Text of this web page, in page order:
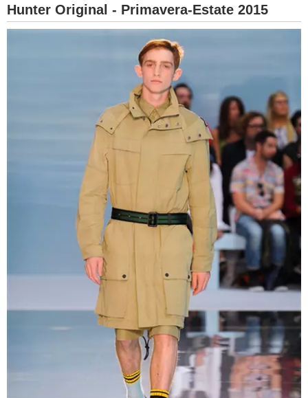
Hunter Original - Primavera-Estate 2015